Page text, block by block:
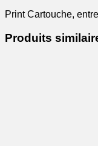
Print Cartouche,
Produits